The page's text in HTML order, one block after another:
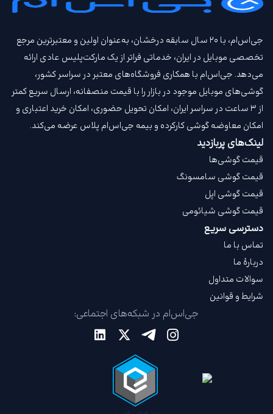
جی‌اس‌ام، با ۲۰ سال سابقه درخشان، به‌عنوان اولین و معتبرترین مرجع
تخصصی موبایل در ایران، خدماتی فراتر از یک مارکت‌پلیس عادی ارائه
می‌دهد. جی‌اس‌ام با همکاری فروشگاه‌های معتبر در سراسر کشور،
گوشی‌های موبایل موجود در بازار را با قیمت‌ منصفانه، ارسال سریع کمتر
از ۳ ساعت در سراسر ایران، امکان تحویل حضوری، امکان خرید اعتباری و
امکان معاوضه گوشی کارکرده و بیمه جی‌اس‌ام‌ پلاس عرضه می‌کند.
لینک‌های پربازدید
قیمت گوشی‌ها
قیمت گوشی سامسونگ
قیمت گوشی اپل
قیمت گوشی شیائومی
دسترسی سریع
تماس با ما
دربارهٔ ما
سوالات متداول
شرایط و قوانین
جی‌اس‌ام در شبکه‌های اجتماعی: